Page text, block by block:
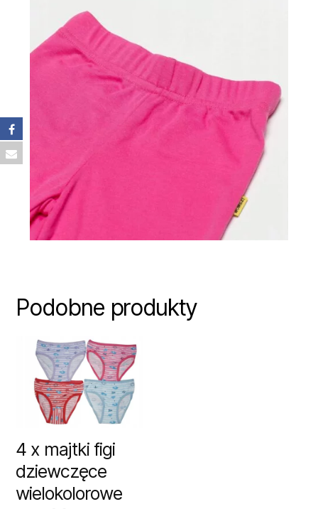
Podobne produkty
4 x majtki figi
dziewczęce
wielokolorowe